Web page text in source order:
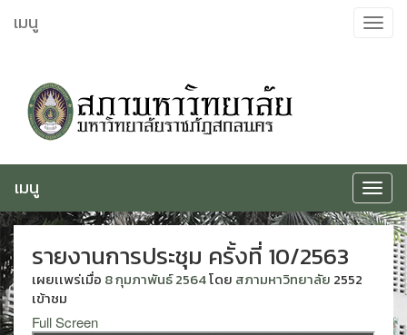
ไป
Toggle
เมนู
Toggle
เมนู
รายงานการประชุม ครั้งที่ 10/2563
เผยเเพร่เมื่อ 8 กุมภาพันธ์ 2564โดย สภามหาวิทยาลัย 2552
เข้าชม
Full Screen